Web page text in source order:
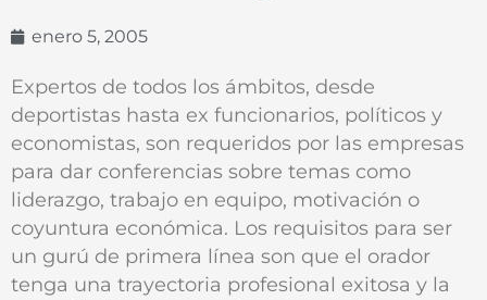
enero 5, 2005
Expertos de todos los ámbitos, desde
deportistas hasta ex funcionarios, políticos y
economistas, son requeridos por las empresas
para dar conferencias sobre temas como
liderazgo, trabajo en equipo, motivación o
coyuntura económica. Los requisitos para ser
un gurú de primera línea son que el orador
tenga una trayectoria profesional exitosa y la